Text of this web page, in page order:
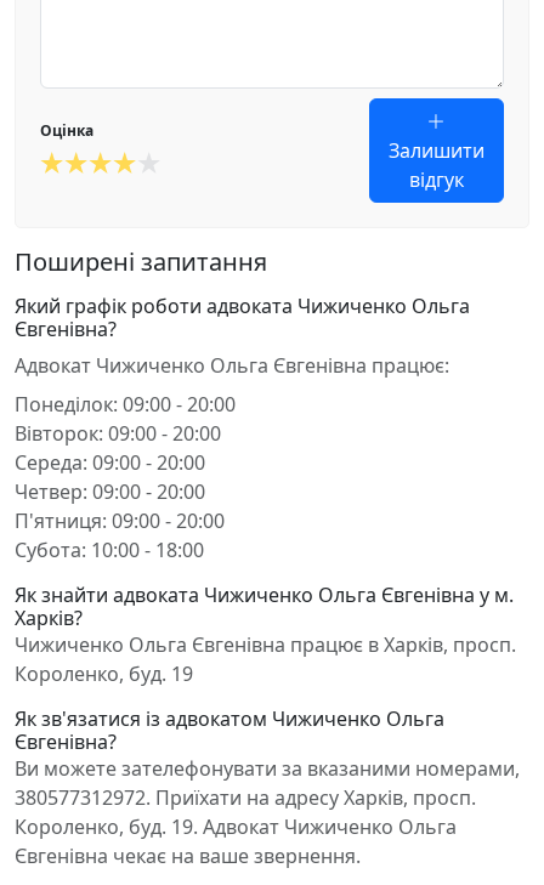
Оцінка
Залишити
відгук
Поширені запитання
Який графік роботи адвоката Чижиченко Ольга
Євгенівна?
Адвокат Чижиченко Ольга Євгенівна працює:
Понеділок: 09:00 - 20:00
Вівторок: 09:00 - 20:00
Середа: 09:00 - 20:00
Четвер: 09:00 - 20:00
П'ятниця: 09:00 - 20:00
Субота: 10:00 - 18:00
Як знайти адвоката Чижиченко Ольга Євгенівна у м.
Харків?
Чижиченко Ольга Євгенівна працює в Харків, просп.
Короленко, буд. 19
Як зв'язатися із адвокатом Чижиченко Ольга
Євгенівна?
Ви можете зателефонувати за вказаними номерами,
380577312972. Приїхати на адресу Харків, просп.
Короленко, буд. 19. Адвокат Чижиченко Ольга
Євгенівна чекає на ваше звернення.